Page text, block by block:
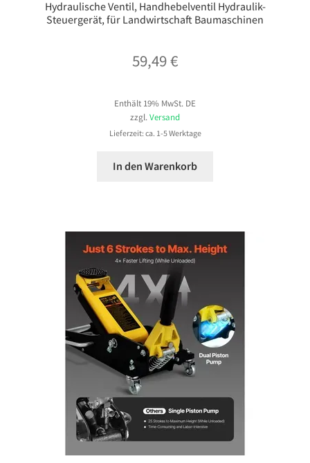
Hydraulische Ventil, Handhebelventil Hydraulik-
Steuergerät, für Landwirtschaft Baumaschinen
59,49€
Enthält 19% MwSt. DE
zzgl. Versand
Lieferzeit: ca. 1-5 Werktage
In den Warenkorb